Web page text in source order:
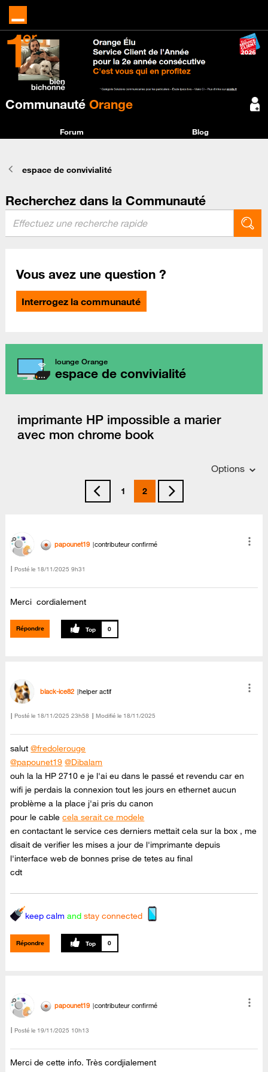
Communauté Orange
Forum Blog
espace de convivialité
Recherchez dans la Communauté
Vous avez une question ?
Interrogez la communauté
lounge Orange
espace de convivialité
imprimante HP impossible a marier
avec mon chrome book
Options
1 2
papounet19 contributeur confirmé
Posté le ‎18/11/2025 9h31
Merci cordialement
Répondre 0
black-ice82 helper actif
Posté le ‎18/11/2025 23h58 Modifié le 18/11/2025
salut@fredolerouge
@papounet19 @Dibalam
ouh la la HP 2710 e je l'ai eu dans le passé et revendu car en
wifi je perdais la connexion tout les jours en ethernet aucun
problème a la place j'ai pris du canon
pour le cablecela serait ce modele
en contactant le service ces derniers mettait cela sur la box , me
disait de verifier les mises a jour de l'imprimante depuis
l'interface web de bonnes prise de tetes au final
cdt
keep calm and stay connected
Répondre 0
papounet19 contributeur confirmé
Posté le ‎19/11/2025 10h13
Merci de cette info. Très cordjialement